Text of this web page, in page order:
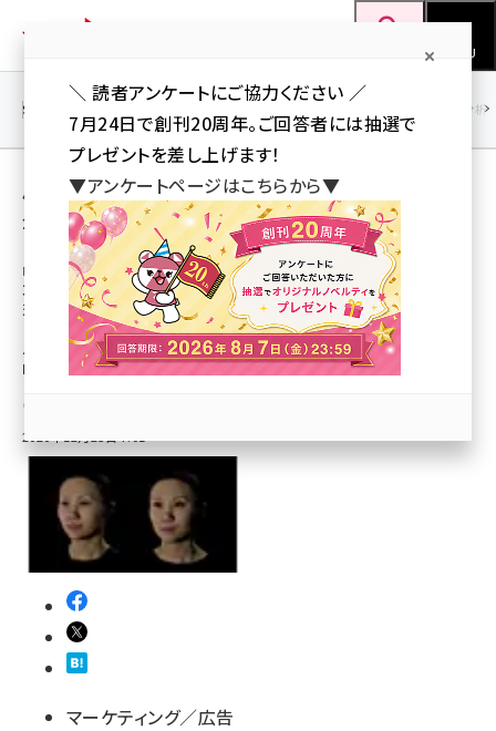
ン
MENU
seo (3519)
ai (2801)
youtube (2425)
note (2310)
z世代 (1620)
meo (1274)
llmo (1160)
SEO アクセス解析／データ分析
用語「3DCG」 が使われている記事の一覧
全 3 記事中 1 ～ 3 を表示中
凸版印刷が高精度の顔計測装置と3DCGで
コーセーのファンデーション化粧を忠実に再
現
バーチャル空間で肌カウンセリングや化粧品選びを支援するシステム開発に
向け実証実験
2020年12月25日 7:01
マーケティング／広告
＼ 読者アンケートにご協力ください ／
7月24日で創刊20周年。ご回答者には抽選で
プレゼントを差し上げます！
▼アンケートページはこちらから▼